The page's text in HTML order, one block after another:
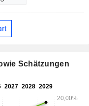
Schätzungen